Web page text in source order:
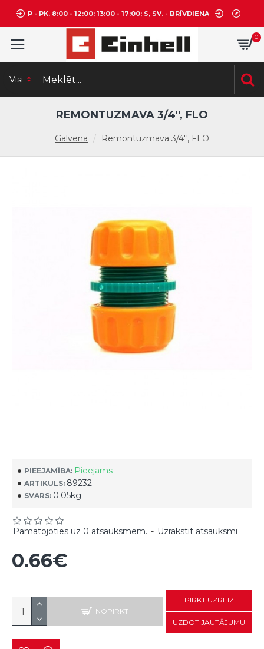
P - PK. 8:00 - 12:00; 13:00 - 17:00; S, SV. - BRĪVDIENA
0
Visi
Galvenā Remontuzmava 3/4'', FLO
REMONTUZMAVA 3/4'', FLO
PIEEJAMĪBA: Pieejams
ARTIKULS: 89232
SVARS: 0.05kg
Pamatojoties uz 0 atsauksmēm. - Uzrakstīt atsauksmi
0.66€
NOPIRKT
PIRKT UZREIZ
UZDOT JAUTĀJUMU